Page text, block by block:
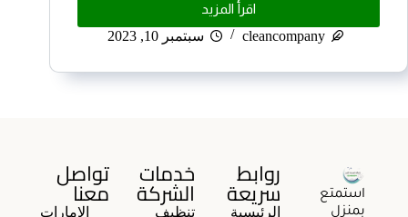
اقرأ المزيد
cleancompany
سبتمبر 10, 2023
استمتع
بمنزل
روابط
سريعة
الرئيسية
خدمات
الشركة
تنظيف
تواصل
معناالامارات